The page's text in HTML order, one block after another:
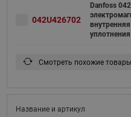
042U426702
Danfoss
Смотреть похожие товары